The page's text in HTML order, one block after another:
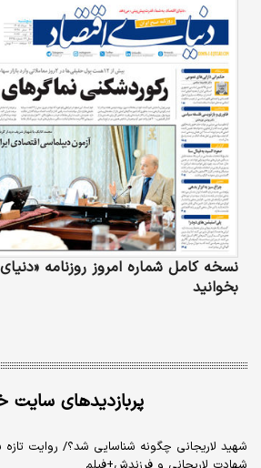
تبدیل شده‌است.
باید شفاف، دقیق
نظیر…
نسخه کامل شماره امروز روزنامه «دنیای‌
بخوانید
پربازدیدهای سایت
شهید لاریجانی چگونه شناسایی شد؟/ روایت تازه